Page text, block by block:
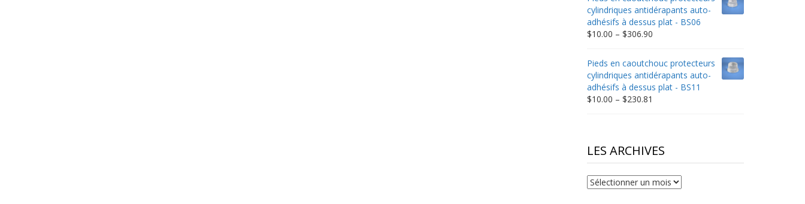
through
$198.80
cylindriques antidérapants auto-
adhésifs à dessus plat - BS06
$10.00 – $306.90Price
through
$306.90
Pieds en caoutchouc protecteurs
cylindriques antidérapants auto-
adhésifs à dessus plat - BS11
$10.00 – $230.81
$230.81
LES ARCHIVES
Les
archives